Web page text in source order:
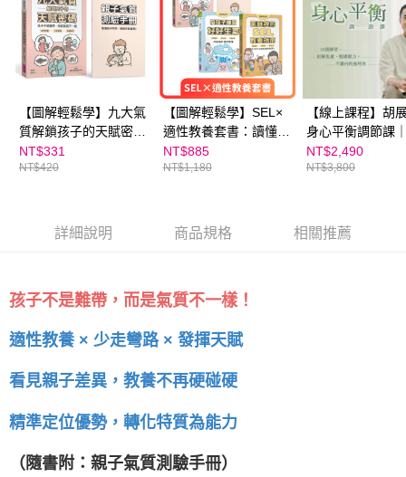
「AFTEE先享後付」，若未經同意申辦者引起之損失，本公司不負相關責
任。
４．使用「AFTEE先享後付」時，將依據個別帳號之用戶狀況，依本公司即
時審查核予不同之上限額度；若仍有額度不足之情形，本公司將視審查結果
請求用戶進行身份認證。
５．嚴禁一人註冊多個帳號或使用他人資訊註冊。若發現惡意使用之情形，
恩沛科技股份有限公司將有權停止該用戶之使用額度並採取法律行動。
【圖解輕鬆學】九大氣
質解鎖孩子的天賦密
碼：孩子不是難帶，而
是氣質不一樣 ★SEL情
NT$331
NT$420
【圖解輕鬆學】SEL×
適性教養套書：讀懂孩
子氣質、培養社會情緒
力、練習好好生氣（3
NT$885
NT$1,180
【線上課程】胡
身心平衡調節課
天下線上學校
NT$2,490
NT$3,800
詳細說明 商品規格 相關推薦
孩子不是難帶，而是氣質不一樣！
適性教養 × 少走彎路 × 發揮天賦
看見親子差異，教養不再硬碰硬
精準定位優勢，轉化特質為能力
（隨書附：親子氣質測驗手冊）